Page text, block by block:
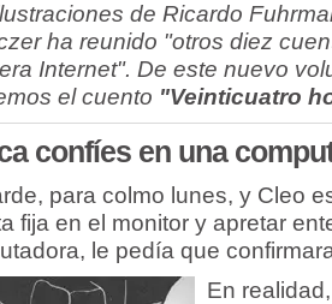
de Ricardo
ha reunido "otros diez
Internet". De este nuevo
el cuento "Veinticuatro
confíes en una
para colmo lunes, y Cleo
fija en el monitor y apretar
le pedía que
En